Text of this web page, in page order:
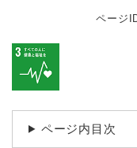
ページ
ページ内目次